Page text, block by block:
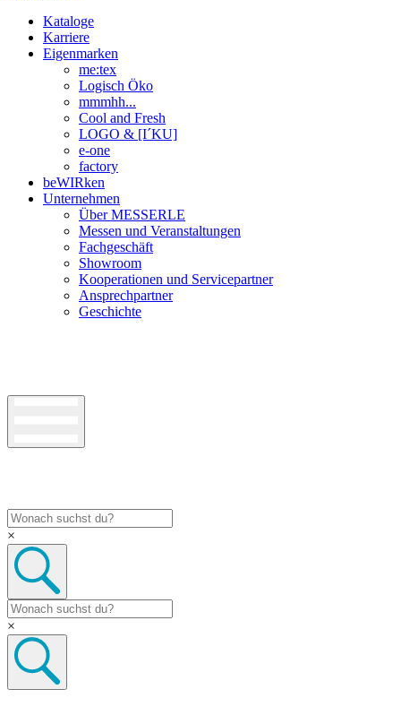
Kataloge
Karriere
Eigenmarken
me:tex
Logisch Öko
mmmhh...
Cool and Fresh
LOGO & [I´KU]
e-one
factory
beWIRken
Unternehmen
Über MESSERLE
Messen und Veranstaltungen
Fachgeschäft
Showroom
Kooperationen und Servicepartner
Ansprechpartner
Geschichte
×
×